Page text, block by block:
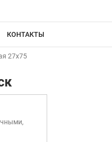
КОНТАКТЫ
27x75